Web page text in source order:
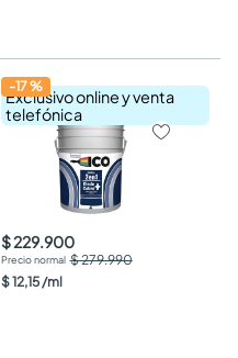
Exclusivo online y venta
telefónica
-17%
$ 229.900
$ 279.990
$12,15 /ml